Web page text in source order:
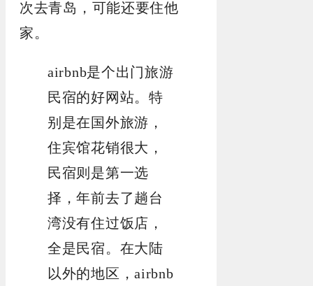
次去青岛，可能还要住他
家。
airbnb是个出门旅游
民宿的好网站。特
别是在国外旅游，
住宾馆花销很大，
民宿则是第一选
择，年前去了趟台
湾没有住过饭店，
全是民宿。在大陆
以外的地区，airbnb